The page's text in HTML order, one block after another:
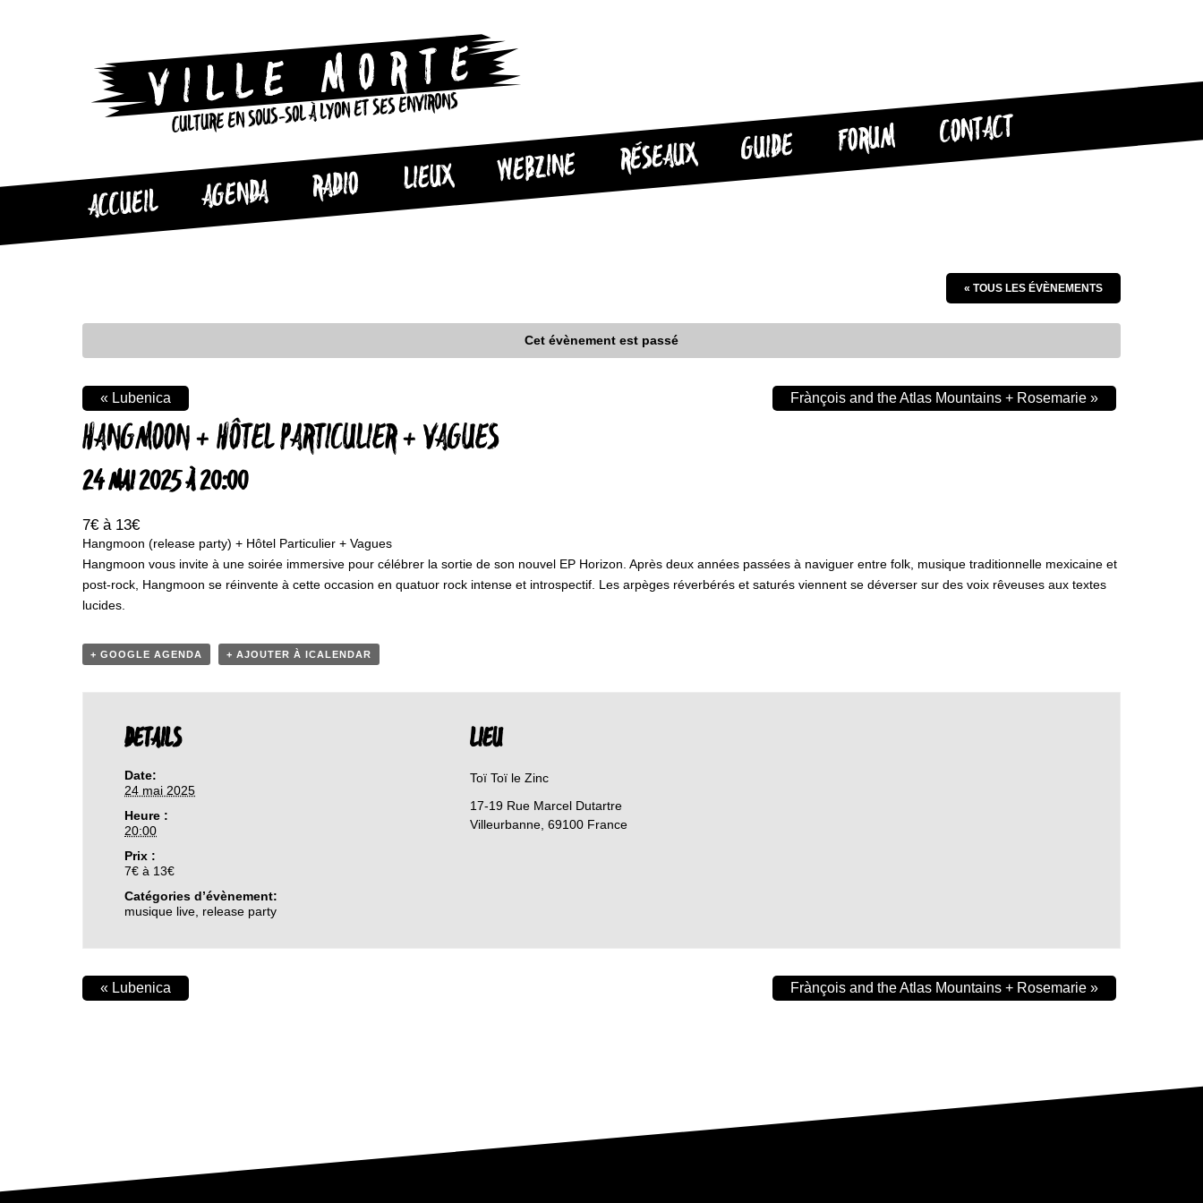
CULTURE EN SOUS-SOL À LYON ET SES ENVIRONS
ACCUEIL AGENDA RADIO LIEUX WEBZINE RÉSEAUX GUIDE FORUM CONTACT
« TOUS LES ÉVÈNEMENTS
Cet évènement est passé
HANGMOON + HÔTEL PARTICULIER + VAGUES
24 MAI 2025 À 20:00
7€ à 13€
« Lubenica Frànçois and the Atlas Mountains + Rosemarie »
Hangmoon (release party) + Hôtel Particulier + Vagues
Hangmoon vous invite à une soirée immersive pour célébrer la sortie de son nouvel EP Horizon. Après deux années passées à naviguer entre folk, musique traditionnelle mexicaine et
post-rock, Hangmoon se réinvente à cette occasion en quatuor rock intense et introspectif. Les arpèges réverbérés et saturés viennent se déverser sur des voix rêveuses aux textes
lucides.
+ GOOGLE AGENDA + AJOUTER À ICALENDAR
DETAILS
Date:
24 mai 2025
Heure :
20:00
Prix :
7€ à 13€
Catégories d’évènement:
musique live release party
LIEU
Toï Toï le Zinc
17-19 Rue Marcel Dutartre
Villeurbanne 69100 France
« Lubenica Frànçois and the Atlas Mountains + Rosemarie »